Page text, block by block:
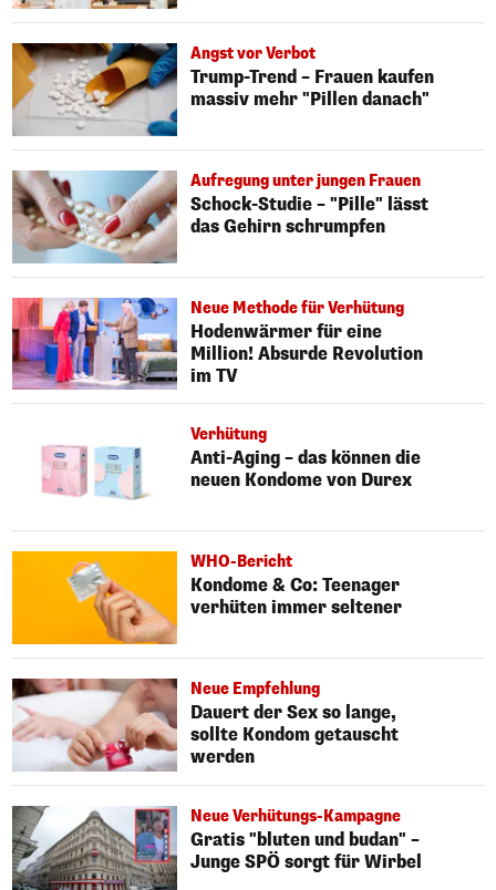
Angst vor Verbot
Trump-Trend – Frauen kaufen
massiv mehr "Pillen danach"
Aufregung unter jungen Frauen
Schock-Studie – "Pille" lässt
das Gehirn schrumpfen
Neue Methode für Verhütung
Hodenwärmer für eine
Million! Absurde Revolution
im TV
Verhütung
Anti-Aging – das können die
neuen Kondome von Durex
WHO-Bericht
Kondome & Co: Teenager
verhüten immer seltener
Neue Empfehlung
Dauert der Sex so lange,
sollte Kondom getauscht
werden
Neue Verhütungs-Kampagne
Gratis "bluten und budan" –
Junge SPÖ sorgt für Wirbel